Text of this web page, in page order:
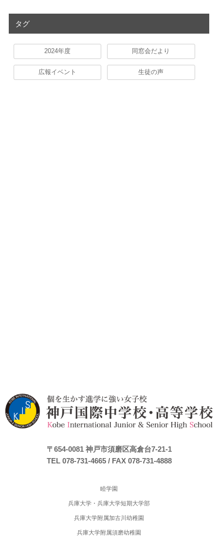
タグ
2024年度 同窓会だより
広報イベント 生徒の声
〒654-0081 神戸市須磨区高倉台7-21-1
TEL 078-731-4665/ FAX 078-731-4888
睦学園
兵庫大学・兵庫大学短期大学部
兵庫大学附属加古川幼稚園
兵庫大学附属須磨幼稚園